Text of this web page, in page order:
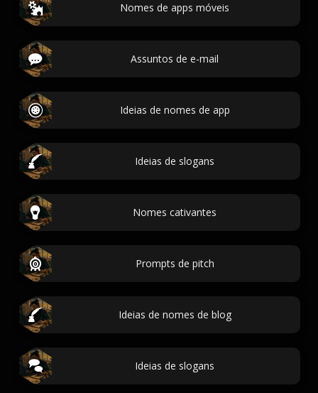
Nomes de apps móveis
Assuntos de e-mail
Ideias de nomes de app
Ideias de slogans
Nomes cativantes
Prompts de pitch
Ideias de nomes de blog
Ideias de slogans